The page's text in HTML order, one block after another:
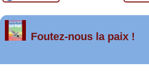
1ermai 2026 à Saint-
Foutez-nous la paix !